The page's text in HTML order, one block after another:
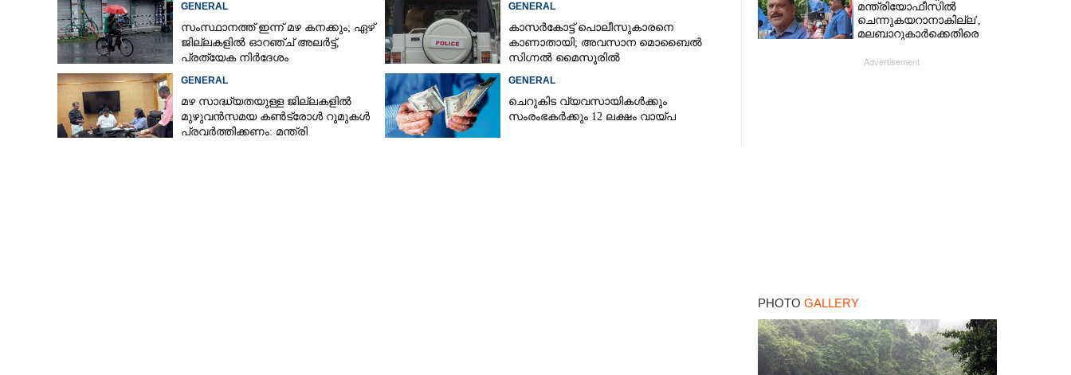
GENERAL
സംസ്ഥാനത്ത് ഇന്ന് മഴ കനക്കും; ഏഴ്
ജില്ലകളിൽ ഓറഞ്ച് അലർട്ട്,
പ്രത്യേക നിർദേശം
GENERAL
കാസർകോട്ട് പൊലീസുകാരനെ
കാണാതായി; അവസാന മൊബൈൽ
സിഗ്നൽ മൈസൂരിൽ
GENERAL
മഴ സാദ്ധ്യതയുള്ള ജില്ലകളിൽ
മുഴുവൻസമയ കൺട്രോൾ റൂമുകൾ
പ്രവർത്തിക്കണം: മന്ത്രി
GENERAL
ചെറുകിട വ്യവസായികൾക്കും
സംരംഭകർക്കും 12 ലക്ഷം വായ്പ
മന്ത്രിയോഫീസിൽ
ചെന്നുകയറാനാകില്ല',
മലബാറുകാർക്കെതിരെ
പരാമർശവുമായി സിപിഎം
Advertisement
PHOTO GALLERY